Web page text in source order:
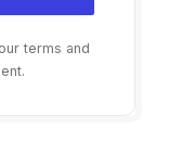
terms and